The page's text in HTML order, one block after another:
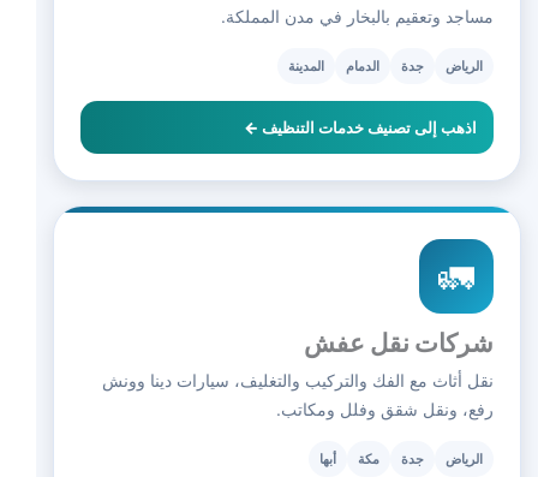
مساجد وتعقيم بالبخار في مدن المملكة.
الرياض جدة الدمام المدينة
اذهب إلى تصنيف خدمات التنظيف ←
🚛
شركات نقل عفش
نقل أثاث مع الفك والتركيب والتغليف، سيارات دينا وونش
رفع، ونقل شقق وفلل ومكاتب.
الرياض جدة مكة أبها